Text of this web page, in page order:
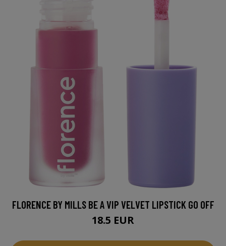
FLORENCE BY MILLS BE A VIP VELVET LIPSTICK GO OFF
18.5 EUR